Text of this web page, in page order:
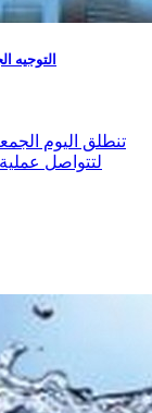
التوجيه